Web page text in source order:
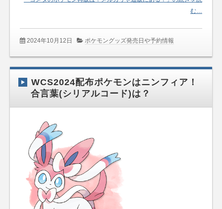
む…
2024年10月12日 ポケモングッズ発売日や予約情報
WCS2024配布ポケモンはニンフィア！
合言葉(シリアルコード)は？